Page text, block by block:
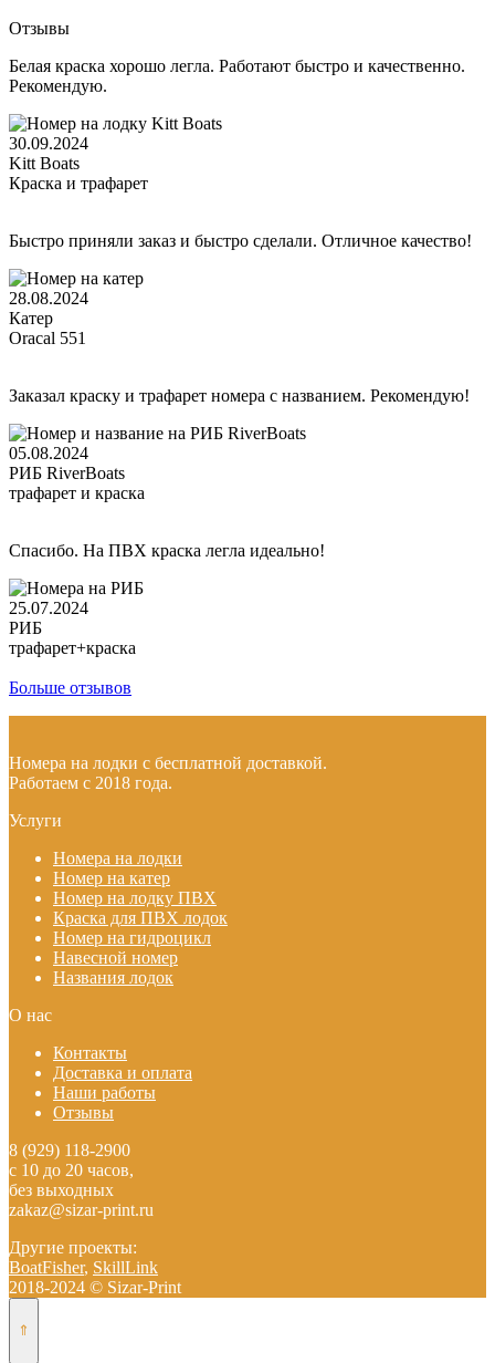
000 ₽.
Отзывы
Белая краска хорошо легла. Работают быстро и качественно.
Рекомендую.
30.09.2024
Kitt Boats
Краска и трафарет
Быстро приняли заказ и быстро сделали. Отличное качество!
28.08.2024
Катер
Oracal 551
Заказал краску и трафарет номера с названием. Рекомендую!
05.08.2024
РИБ RiverBoats
трафарет и краска
Спасибо. На ПВХ краска легла идеально!
25.07.2024
РИБ
трафарет+краска
Больше отзывов
Номера на лодки с бесплатной доставкой.
Работаем с 2018 года.
Услуги
Номера на лодки
Номер на катер
Номер на лодку ПВХ
Краска для ПВХ лодок
Номер на гидроцикл
Навесной номер
Названия лодок
О нас
Контакты
Доставка и оплата
Наши работы
Отзывы
8 (929) 118-2900
с 10 до 20 часов,
без выходных
zakaz@sizar-print.ru
Другие проекты:
BoatFisher, SkillLink
2018-2024 © Sizar-Print